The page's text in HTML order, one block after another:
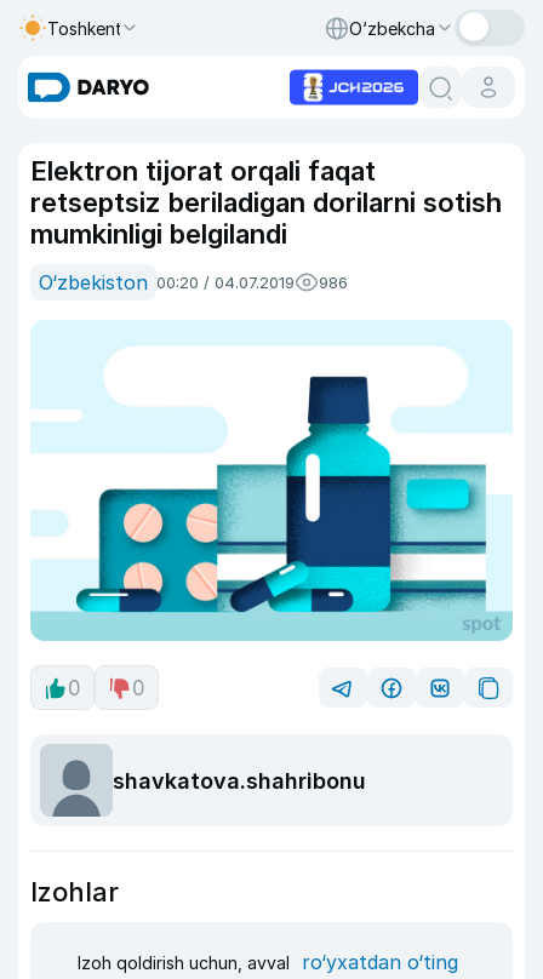
Toshkent O‘zbekcha
Elektron tijorat orqali faqat
retseptsiz beriladigan dorilarni sotish
mumkinligi belgilandi
O‘zbekiston 00:20 / 04.07.2019 986
0 0
shavkatova.shahribonu
Izohlar
Izoh qoldirish uchun, avval ro‘yxatdan o‘ting